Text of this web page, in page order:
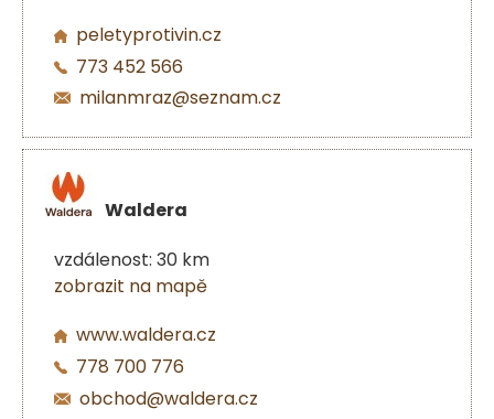
peletyprotivin.cz
773 452 566
milanmraz@seznam.cz
Waldera
vzdálenost: 30 km
zobrazit na mapě
www.waldera.cz
778 700 776
obchod@waldera.cz